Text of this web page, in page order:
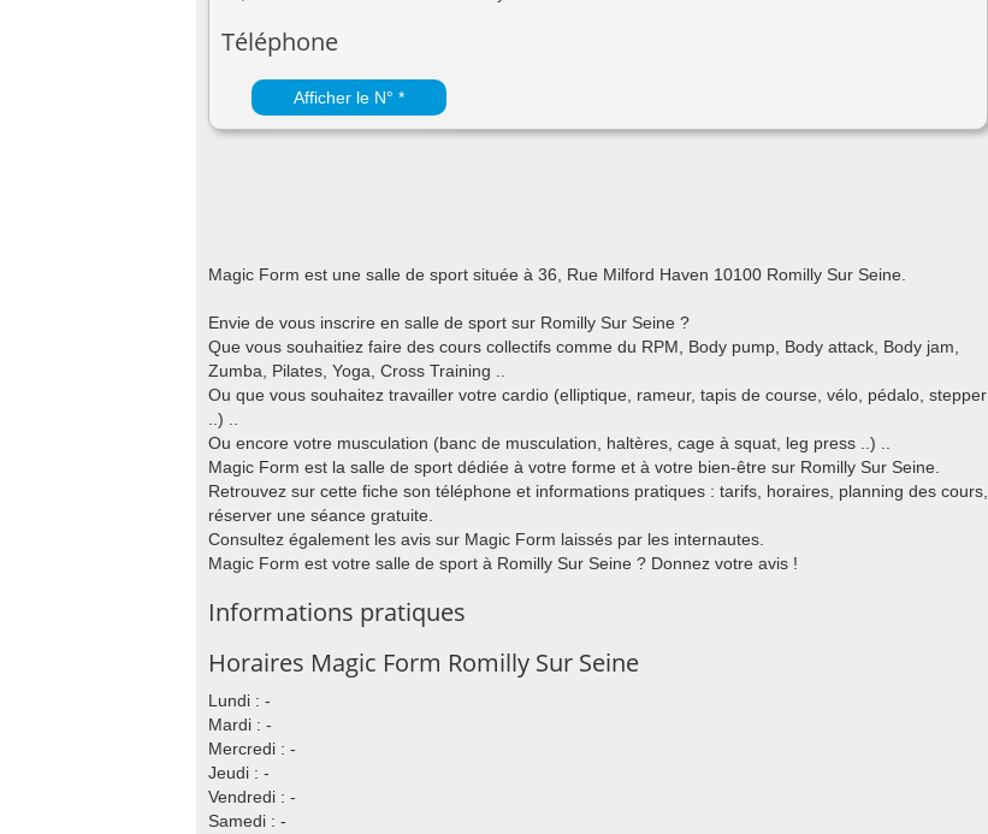
Téléphone
Afficher le N° *
Magic Form est une salle de sport située à 36, Rue Milford Haven 10100 Romilly Sur Seine.
Envie de vous inscrire en salle de sport sur Romilly Sur Seine ?
Que vous souhaitiez faire des cours collectifs comme du RPM, Body pump, Body attack, Body jam,
Zumba, Pilates, Yoga, Cross Training ..
Ou que vous souhaitez travailler votre cardio (elliptique, rameur, tapis de course, vélo, pédalo, stepper
..) ..
Ou encore votre musculation (banc de musculation, haltères, cage à squat, leg press ..) ..
Magic Form est la salle de sport dédiée à votre forme et à votre bien-être sur Romilly Sur Seine.
Retrouvez sur cette fiche son téléphone et informations pratiques : tarifs, horaires, planning des cours,
réserver une séance gratuite.
Consultez également les avis sur Magic Form laissés par les internautes.
Magic Form est votre salle de sport à Romilly Sur Seine ? Donnez votre avis !
Informations pratiques
Horaires Magic Form Romilly Sur Seine
Lundi : -
Mardi : -
Mercredi : -
Jeudi : -
Vendredi : -
Samedi : -